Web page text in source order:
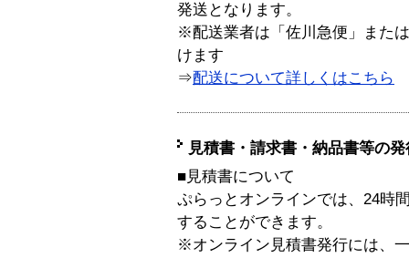
発送となります。
※配送業者は「佐川急便」また
けます
⇒配送について詳しくはこちら
見積書・請求書・納品書等の
■見積書について
ぷらっとオンラインでは、24時
することができます。
※オンライン見積書発行には、